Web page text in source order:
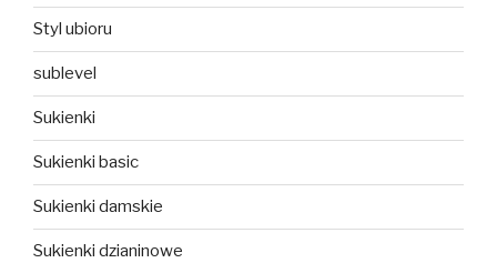
Styl ubioru
sublevel
Sukienki
Sukienki basic
Sukienki damskie
Sukienki dzianinowe